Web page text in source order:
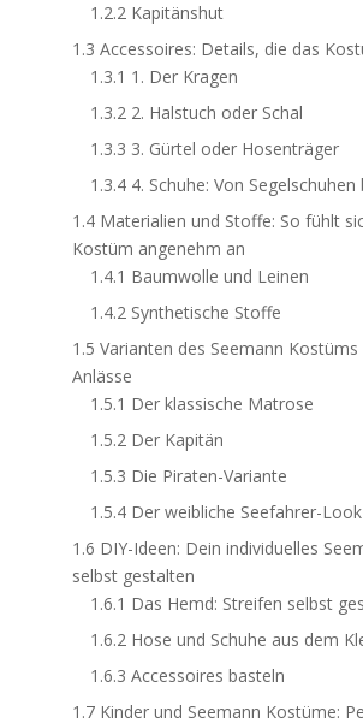
1.2.2Kapitänshut
1.3 Accessoires: Details, die das
1.3.1 1. Der Kragen
1.3.22. Halstuch oder Schal
1.3.3 3. Gürtel oder Hosenträger
1.3.44. Schuhe: Von Segelschuhen
1.4Materialien und Stoffe: So fühlt
Kostüm angenehm an
1.4.1 Baumwolle und Leinen
1.4.2Synthetische Stoffe
1.5 Varianten des Seemann
Anlässe
1.5.1 Der klassische Matrose
1.5.2Der Kapitän
1.5.3 Die Piraten-Variante
1.5.4Der weibliche Seefahrer-Look
1.6 DIY-Ideen: Dein individuelles
selbst gestalten
1.6.1 Das Hemd: Streifen selbst
1.6.2Hose und Schuhe aus dem
1.6.3 Accessoires basteln
1.7Kinder und Seemann Kostüme: